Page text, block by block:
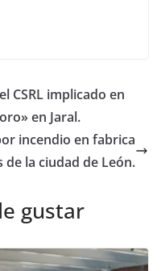
CSRL implicado en
en Jaral.
incendio en fabrica
de la ciudad de León.
gustar